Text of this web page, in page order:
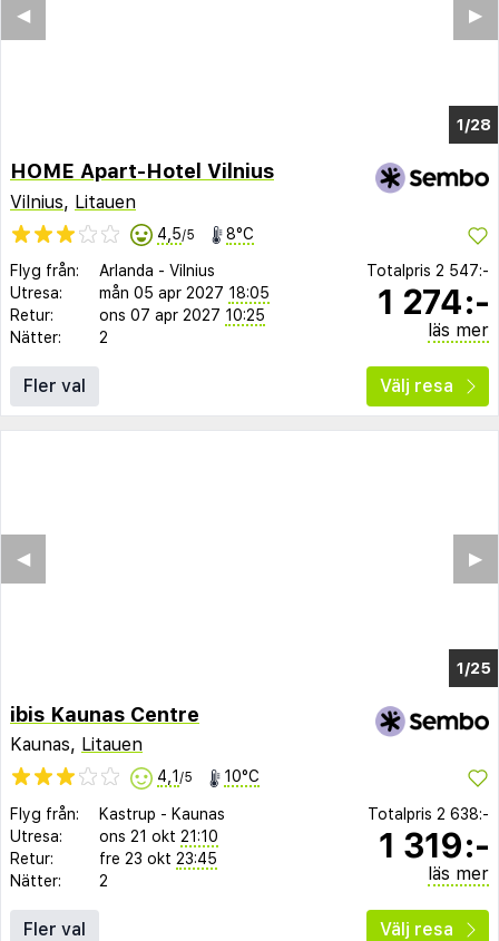
1/21
▶︎
◀︎
HOME Apart-Hotel Vilnius
Vilnius, Litauen
4,5/5 8°C
Flyg från: Arlanda - Vilnius
Utresa:
mån 05 apr 2027 18:05
Retur:
ons 07 apr 2027 10:25
Nätter:
2
Totalpris 2 547:-
1 274:-
läs mer
Fler val Välj resa
1/18
▶︎
◀︎
ibis Kaunas Centre
Kaunas, Litauen
4,1 /5 10°C
Flyg från: Kastrup - Kaunas
Utresa:
ons 21 okt 21:10
Retur:
fre 23 okt 23:45
Nätter:
2
Totalpris 2 638:-
1 319:-
läs mer
Fler val Välj resa